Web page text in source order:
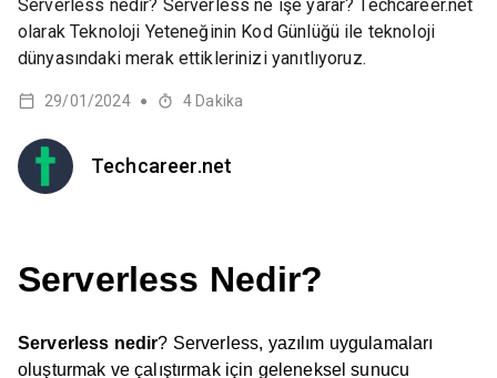
Serverless nedir? Serverless ne işe yarar? Techcareer.net
olarak Teknoloji Yeteneğinin Kod Günlüğü ile teknoloji
dünyasındaki merak ettiklerinizi yanıtlıyoruz.
Techcareer.net
29/01/2024 ● 4 Dakika
Serverless Nedir?
Serverless nedir? Serverless, yazılım uygulamaları
oluşturmak ve çalıştırmak için geleneksel sunucu